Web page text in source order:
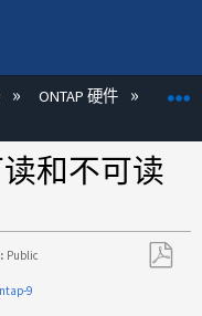
ONTAP 硬件
和不可读
Public
9